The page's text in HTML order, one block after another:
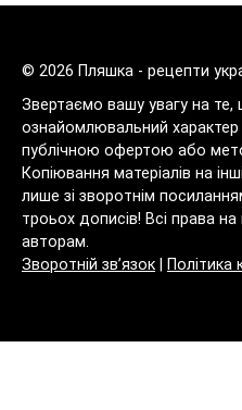
© 2026 Пляшка - рецепти
Звертаємо вашу увагу на те,
ознайомлювальний характер
публічною офертою або
Копіювання матеріалів на
лише зі зворотнім
троьох дописів! Всі права на
авторам.
Зворотній зв’язок
Політика